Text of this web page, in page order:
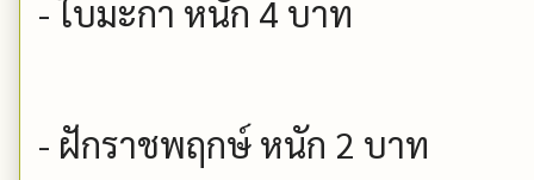
- ใบมะกา หนัก 4 บาท
- ฝักราชพฤกษ์ หนัก 2 บาท